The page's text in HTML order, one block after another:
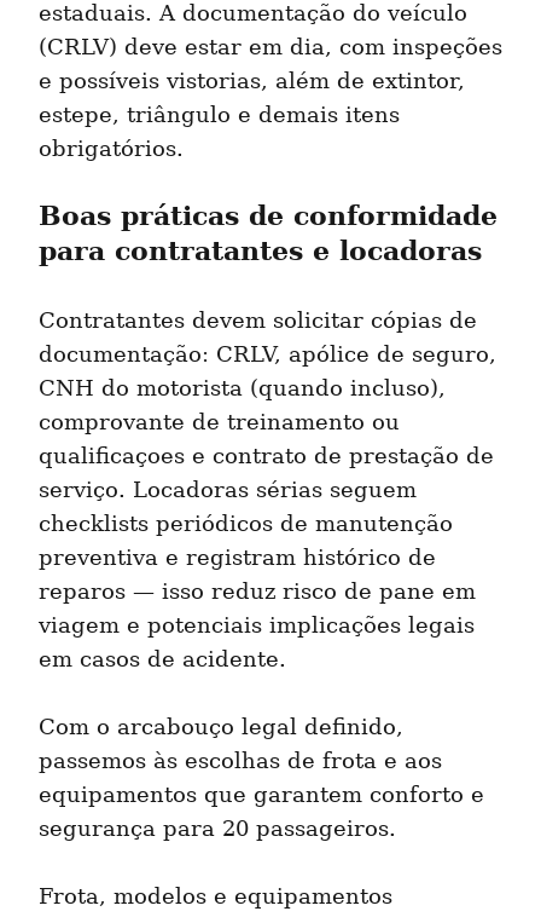
estaduais. A documentação do veículo
(CRLV) deve estar em dia, com inspeções
e possíveis vistorias, além de extintor,
estepe, triângulo e demais itens
obrigatórios.
Boas práticas de conformidade
para contratantes e locadoras
Contratantes devem solicitar cópias de
documentação: CRLV, apólice de seguro,
CNH do motorista (quando incluso),
comprovante de treinamento ou
qualificaçoes e contrato de prestação de
serviço. Locadoras sérias seguem
checklists periódicos de manutenção
preventiva e registram histórico de
reparos — isso reduz risco de pane em
viagem e potenciais implicações legais
em casos de acidente.
Com o arcabouço legal definido,
passemos às escolhas de frota e aos
equipamentos que garantem conforto e
segurança para 20 passageiros.
Frota, modelos e equipamentos